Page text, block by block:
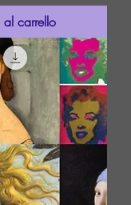
carrello